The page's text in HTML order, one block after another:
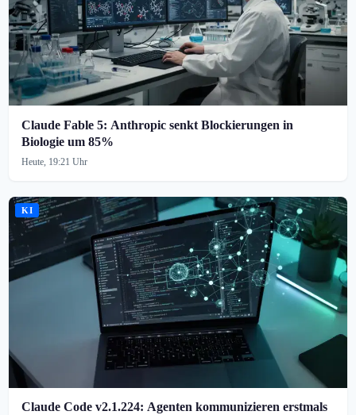
Claude Fable 5: Anthropic senkt Blockierungen in
Biologie um 85%
Heute, 19:21 Uhr
KI
Claude Code v2.1.224: Agenten kommunizieren erstmals